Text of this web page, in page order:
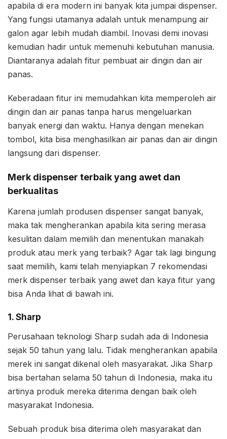
apabila di era modern ini banyak kita jumpai dispenser.
Yang fungsi utamanya adalah untuk menampung air
galon agar lebih mudah diambil. Inovasi demi inovasi
kemudian hadir untuk memenuhi kebutuhan manusia.
Diantaranya adalah fitur pembuat air dingin dan air
panas.
Keberadaan fitur ini memudahkan kita memperoleh air
dingin dan air panas tanpa harus mengeluarkan
banyak energi dan waktu. Hanya dengan menekan
tombol, kita bisa menghasilkan air panas dan air dingin
langsung dari dispenser.
Merk dispenser terbaik yang awet dan
berkualitas
Karena jumlah produsen dispenser sangat banyak,
maka tak mengherankan apabila kita sering merasa
kesulitan dalam memilih dan menentukan manakah
produk atau merk yang terbaik? Agar tak lagi bingung
saat memilih, kami telah menyiapkan 7 rekomendasi
merk dispenser terbaik yang awet dan kaya fitur yang
bisa Anda lihat di bawah ini.
1. Sharp
Perusahaan teknologi Sharp sudah ada di Indonesia
sejak 50 tahun yang lalu. Tidak mengherankan apabila
merek ini sangat dikenal oleh masyarakat. Jika Sharp
bisa bertahan selama 50 tahun di Indonesia, maka itu
artinya produk mereka diterima dengan baik oleh
masyarakat Indonesia.
Sebuah produk bisa diterima oleh masyarakat dan